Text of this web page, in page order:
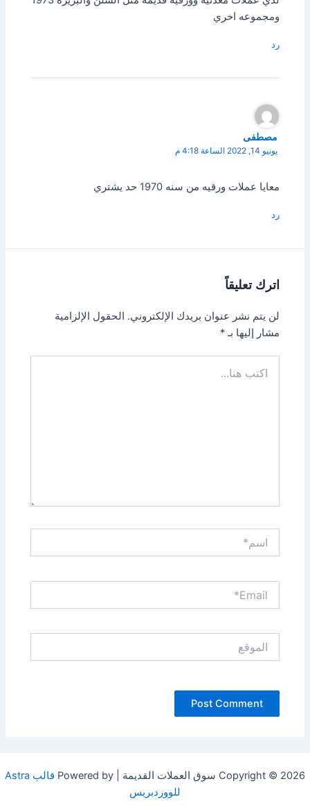
ومجموعه اخري
رد
مصطفى
يونيو 14, 2022 الساعة 4:18 م
معايا عملات ورقيه من سنه 1970 حد يشتري
رد
اترك تعليقاً
لن يتم نشر عنوان بريدك الإلكتروني. الحقول الإلزامية
مشار إليها بـ*
هنا...
Copyright © 2026 سوق العملات القديمة | Powered by
قالب Astra
للووردبريس